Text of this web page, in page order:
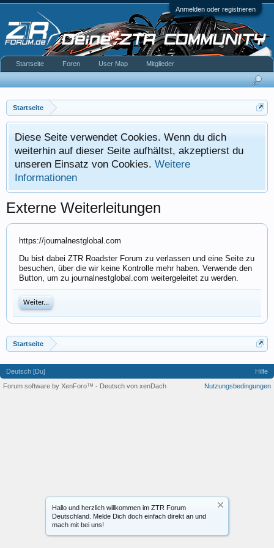
Anmelden oder registrieren
Startseite
Diese Seite verwendet Cookies. Wenn du dich
weiterhin auf dieser Seite aufhältst, akzeptierst du
unseren Einsatz von Cookies. Weitere
Informationen
Hallo und herzlich willkommen im ZTR Forum
Deutschland. Melde Dich doch einfach direkt an und
mach mit bei uns!
Externe Weiterleitungen
https://journalnestglobal.com
Du bist dabei ZTR Roadster Forum zu verlassen und eine Seite zu
besuchen, über die wir keine Kontrolle mehr haben. Verwende den
Button, um zu journalnestglobal.com weitergeleitet zu werden.
Weiter...
Startseite
Startseite Foren User Map Mitglieder
Deutsch [Du]
Hilfe
Nutzungsbedingungen
Forum software by XenForo™ - Deutsch von xenDach